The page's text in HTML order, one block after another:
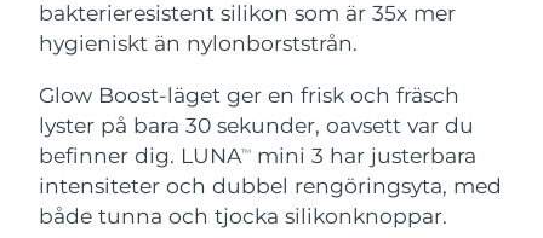
bakterieresistent silikon som är 35x mer
hygieniskt än nylonborststrån.
Glow Boost-läget ger en frisk och fräsch
lyster på bara 30 sekunder, oavsett var du
befinner dig. LUNATM
mini 3 har justerbara
intensiteter och dubbel rengöringsyta, med
både tunna och tjocka silikonknoppar.
LUNA™ 4 Plus
Massage, LED heating
LUNA™ 4 Men
For men, anti-aging massage
BEAR™ 2 go
Microcurrent toning on-the-go
BEAR™ 2 eyes & lips
Microcurrent line smoothing device
UFO™ 3-paket
Deep facial hydration
UFO™ 3 LED
Near-infrared and red light therapy
device
issa™ 4
Hybrid silicone sonic toothbrush
issa™ 4 plus
Smart hybrid silicone sonic toothbrush
FAQ™ ANTI-AGING-BEHANDLING
Anti-aging LED-behandlingar
NEW
Brunei Förväntad leverans
Bulgarien Förväntad leverans8/12/26
Kanada Förväntad leverans8/16/26
Chile Förväntad leverans